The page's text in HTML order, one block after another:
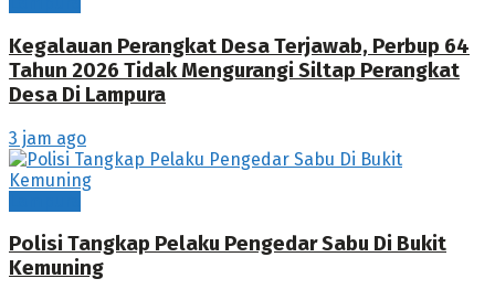
Kegalauan Perangkat Desa Terjawab, Perbup 64
Tahun 2026 Tidak Mengurangi Siltap Perangkat
Desa Di Lampura
3 jam ago
Polisi Tangkap Pelaku Pengedar Sabu Di Bukit
Kemuning